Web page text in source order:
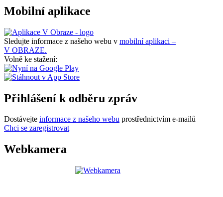
Mobilní aplikace
Sledujte informace z našeho webu v mobilní aplikaci –
V OBRAZE.
Volně ke stažení:
Přihlášení k odběru zpráv
Dostávejte informace z našeho webu prostřednictvím e-mailů
Chci se zaregistrovat
Webkamera